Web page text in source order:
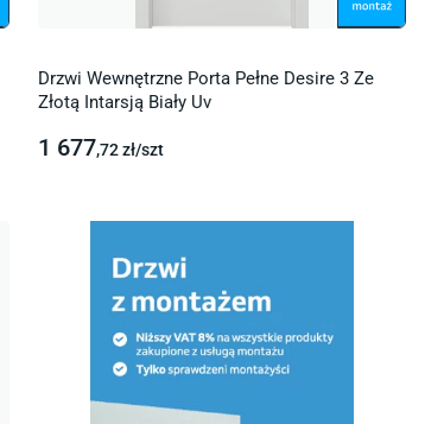
Drzwi Wewnętrzne Porta Pełne Desire 3 Ze
Złotą Intarsją Biały Uv
1 677,72zł/szt